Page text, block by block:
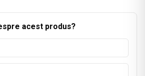
acest produs?